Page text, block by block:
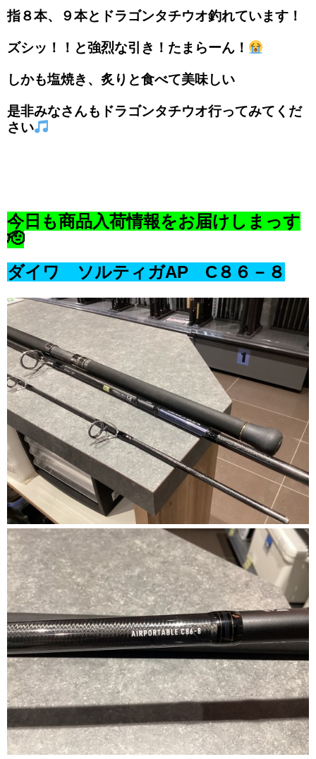
指８本、９本とドラゴンタチウオ釣れています！
ズシッ！！と強烈な引き！たまらーん！
しかも塩焼き、炙りと食べて美味しい
是非みなさんもドラゴンタチウオ行ってみてくだ
さい
今日も商品入荷情報をお届けしまっす
🫡
ダイワ ソルティガAP C８６－８